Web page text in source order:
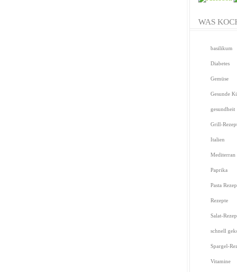
WAS
basilikum
Diabetes
Gemüse
Gesunde
gesundheit
Grill-
Italien
Mediterran
Paprika
Pasta
Rezepte
Salat-
schnell
Spargel-
Vitamine